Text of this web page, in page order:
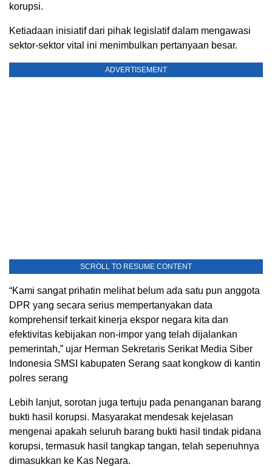
korupsi.
Ketiadaan inisiatif dari pihak legislatif dalam mengawasi
sektor-sektor vital ini menimbulkan pertanyaan besar.
ADVERTISEMENT
SCROLL TO RESUME CONTENT
“Kami sangat prihatin melihat belum ada satu pun anggota
DPR yang secara serius mempertanyakan data
komprehensif terkait kinerja ekspor negara kita dan
efektivitas kebijakan non-impor yang telah dijalankan
pemerintah,” ujar Herman Sekretaris Serikat Media Siber
Indonesia SMSI kabupaten Serang saat kongkow di kantin
polres serang
Lebih lanjut, sorotan juga tertuju pada penanganan barang
bukti hasil korupsi. Masyarakat mendesak kejelasan
mengenai apakah seluruh barang bukti hasil tindak pidana
korupsi, termasuk hasil tangkap tangan, telah sepenuhnya
dimasukkan ke Kas Negara.